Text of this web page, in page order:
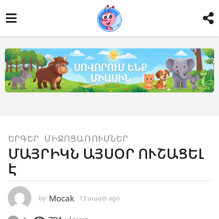
1
3
տ
ա
ր
ի
ԵՐԳԵՐ ,ՄԻՋՈՑԱՌՈՒՄՆԵՐ
ՄԱՅՐԻԿՆ ԱՅՍՕՐ ՈՒՇԱՑԵԼ
Է
by Mocak 13 տարի ago